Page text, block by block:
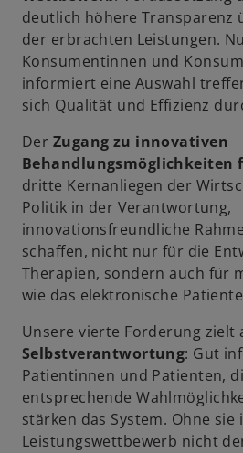
deutlich höhere Transparenz
der erbrachten Leistungen.
Konsumentinnen und
informiert eine Auswahl
sich Qualität und Effizienz
Der Zugang zu innovativen
Behandlungsmöglichkeiten
dritte Kernanliegen der
Politik in der Verantwortung,
innovationsfreundliche
schaffen, nicht nur für die
Therapien, sondern auch für
wie das elektronische
Unsere vierte Forderung zielt
Selbstverantwortung: Gut
Patientinnen und Patienten,
entsprechende
stärken das System. Ohne sie
Leistungswettbewerb nicht